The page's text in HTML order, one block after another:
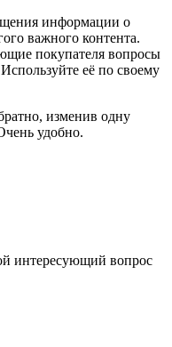
информации о
важного контента.
покупателя вопросы
её по своему
изменив одну
удобно.
интересующий вопрос